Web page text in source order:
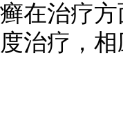
癣在治疗
度治疗，